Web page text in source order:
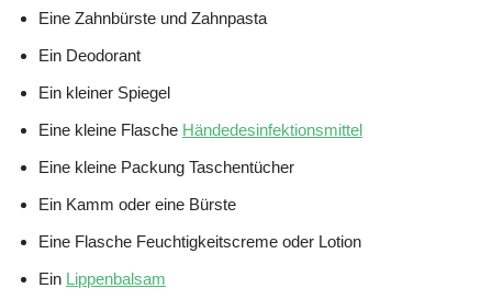
Eine Zahnbürste und Zahnpasta
Ein Deodorant
Ein kleiner Spiegel
Eine kleine Flasche Händedesinfektionsmittel
Eine kleine Packung Taschentücher
Ein Kamm oder eine Bürste
Eine Flasche Feuchtigkeitscreme oder Lotion
Ein Lippenbalsam